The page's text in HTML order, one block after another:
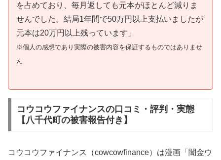
を占めており、毎月返しても元本がほとんど減りま
せんでした。結局1年間で50万円以上支払いましたが
元本は20万円以上残っています」
※個人の感想であり実際の被害内容を保証するものではありませ
ん
コウコウファイナンスの口コミ・評判・実態
【八千代町の被害報告付き】
コウコウファイナンス（cowcowfinance）は漫画「闇金ウ